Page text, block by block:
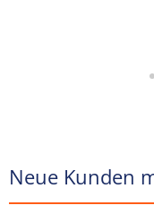
Neue Kunden